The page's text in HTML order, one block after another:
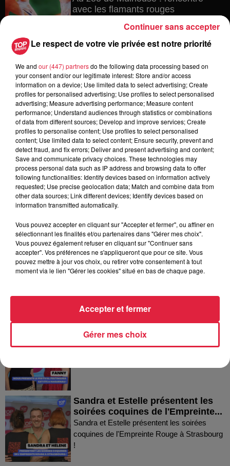
avec les flamants rouges
Les dernières infos sur la venue du
pape à Metz en septembre
5 août 2026
Europa-Park : des précisons sur
l’après Euro-Mir
Dans la même série
Thierry du Domaine Wunsch et
Mann à Wettolsheim !
Fanny nous présente le festival
Festimania !
Sandra et Estelle présentent les
soirées coquines de l'Empreinte...
Sandra et Estelle présentent les soirées
coquines de l'Empreinte Rouge à Strasbourg
!
Le respect de votre vie privée est notre priorité
We and our (447) partnersdo the following data processing based on
your consent and/or our legitimate interest: Store and/or access
information on a device; Use limited data to select advertising; Create
profiles for personalised advertising; Use profiles to select personalised
advertising; Measure advertising performance; Measure content
performance; Understand audiences through statistics or combinations
of data from different sources; Develop and improve services; Create
profiles to personalise content; Use profiles to select personalised
content; Use limited data to select content; Ensure security, prevent and
detect fraud, and fix errors; Deliver and present advertising and content;
Save and communicate privacy choices. These technologies may
process personal data such as IP address and browsing data to offer
following functionalities: Identify devices based on information actively
requested; Use precise geolocation data; Match and combine data from
other data sources; Link different devices; Identify devices based on
information transmitted automatically.
Vous pouvez accepter en cliquant sur "Accepter et fermer", ou affiner en
sélectionnant les finalités et/ou partenaires dans "Gérer mes choix".
Vous pouvez également refuser en cliquant sur "Continuer sans
accepter". Vos préférences ne s'appliqueront que pour ce site. Vous
pouvez mettre à jour vos choix, ou retirer votre consentement à tout
moment via le lien "Gérer les cookies" situé en bas de chaque page.
Gérer mes choix
Accepter et fermer
Continuer sans accepter